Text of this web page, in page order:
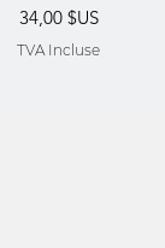
Prix
34,00 $US
TVA Incluse